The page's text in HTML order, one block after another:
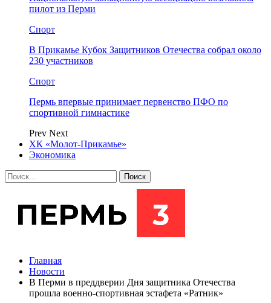
пилот из Перми
Спорт
В Прикамье Кубок Защитников Отечества собрал около
230 участников
Спорт
Пермь впервые принимает первенство ПФО по
спортивной гимнастике
Prev Next
ХК «Молот-Прикамье»
Экономика
Главная
Новости
В Перми в преддверии Дня защитника Отечества
прошла военно-спортивная эстафета «Ратник»